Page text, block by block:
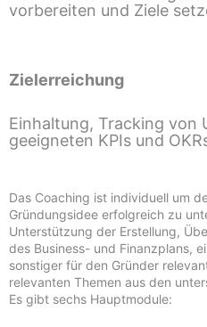
vorbereiten und Ziele
Zielerreichung
Einhaltung, Tracking von
geeigneten KPIs und
Das Coaching ist individuell um
Gründungsidee erfolgreich zu
Unterstützung der Erstellung,
des Business- und Finanzplans,
sonstiger für den Gründer
relevanten Themen aus den
Es gibt sechs Hauptmodule: